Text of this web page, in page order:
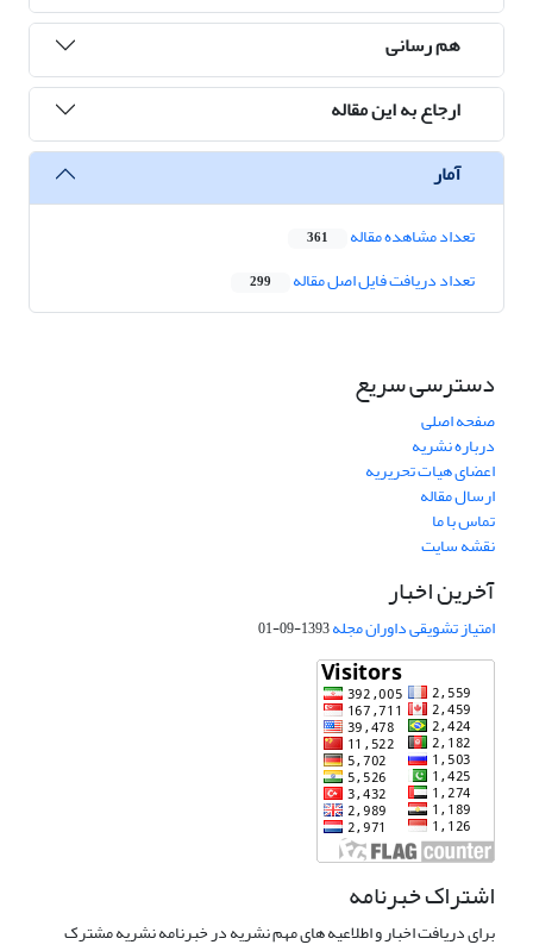
هم رسانی
ارجاع به این مقاله
آمار
تعداد مشاهده مقاله 361
تعداد دریافت فایل اصل مقاله 299
دسترسی سریع
صفحه اصلی
درباره نشریه
اعضای هیات تحریریه
ارسال مقاله
تماس با ما
نقشه سایت
آخرین اخبار
امتیاز تشویقی داوران مجله1393-09-01
اشتراک خبرنامه
برای دریافت اخبار و اطلاعیه های مهم نشریه در خبرنامه نشریه مشترک